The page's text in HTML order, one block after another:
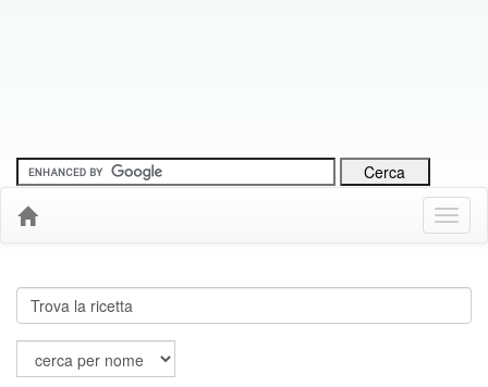
Menu
Down
Cerca